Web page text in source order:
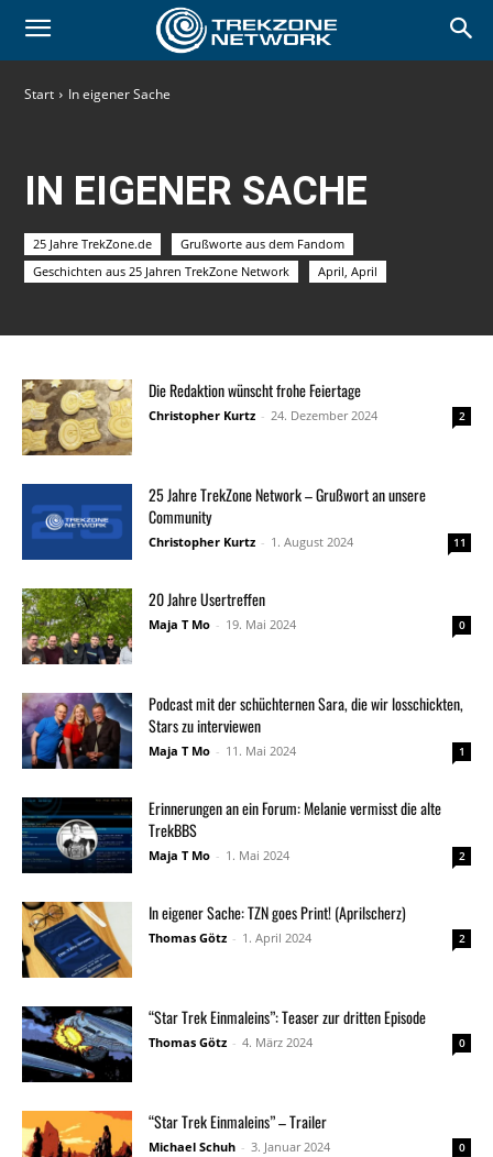
Start In eigener Sache
IN EIGENER SACHE
25 Jahre TrekZone.de
Grußworte aus dem Fandom
Geschichten aus 25 Jahren TrekZone Network
April, April
Die Redaktion wünscht frohe Feiertage
Christopher Kurtz - 24. Dezember 2024 2
25 Jahre TrekZone Network – Grußwort an unsere
Community
Christopher Kurtz - 1. August 2024 11
20 Jahre Usertreffen
Maja T Mo - 19. Mai 2024 0
Podcast mit der schüchternen Sara, die wir losschickten,
Stars zu interviewen
Maja T Mo - 11. Mai 2024 1
Erinnerungen an ein Forum: Melanie vermisst die alte
TrekBBS
Maja T Mo - 1. Mai 2024 2
In eigener Sache: TZN goes Print! (Aprilscherz)
Thomas Götz - 1. April 2024 2
“Star Trek Einmaleins”: Teaser zur dritten Episode
Thomas Götz - 4. März 2024 0
“Star Trek Einmaleins” – Trailer
Michael Schuh - 3. Januar 2024 0